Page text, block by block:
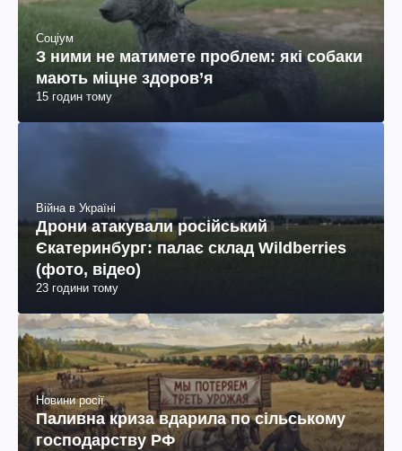
Соціум
З ними не матимете проблем: які собаки
мають міцне здоров’я
15 годин тому
Війна в Україні
Дрони атакували російський
Єкатеринбург: палає склад Wildberries
(фото, відео)
23 години тому
Новини росії
Паливна криза вдарила по сільському
господарству РФ